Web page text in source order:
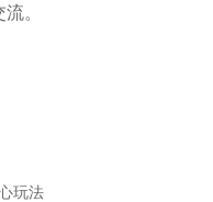
。
玩法